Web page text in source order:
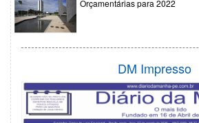
Orçamentárias para 2022
DM Impresso